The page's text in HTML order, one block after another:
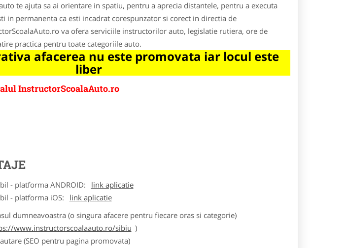
te ajuta sa ai orientare in spatiu, pentru a aprecia distantele, pentru a executa
in permanenta ca esti incadrat corespunzator si corect in directia de
va ofera serviciile instructorilor auto, legislatie rutiera, ore de
practica pentru toate categoriile auto.
afacerea nu este promovata iar locul este
liber
InstructorScoalaAuto.ro
- platforma ANDROID:
link aplicatie
- platforma iOS:
link aplicatie
dumneavoastra (o singura afacere pentru fiecare oras si categorie)
www.instructorscoalaauto.ro/sibiu )
(SEO pentru pagina promovata)